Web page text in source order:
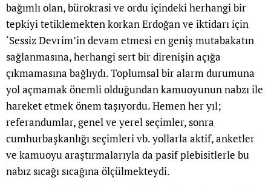
bağımlı olan, bürokrasi ve ordu içindeki herhangi bir
tepkiyi tetiklemekten korkan Erdoğan ve iktidarı için
‘Sessiz Devrim’in devam etmesi en geniş mutabakatın
sağlanmasına, herhangi sert bir direnişin açığa
çıkmamasına bağlıydı. Toplumsal bir alarm durumuna
yol açmamak önemli olduğundan kamuoyunun nabzı ile
hareket etmek önem taşıyordu. Hemen her yıl;
referandumlar, genel ve yerel seçimler, sonra
cumhurbaşkanlığı seçimleri vb. yollarla aktif, anketler
ve kamuoyu araştırmalarıyla da pasif plebisitlerle bu
nabız sıcağı sıcağına ölçülmekteydi.